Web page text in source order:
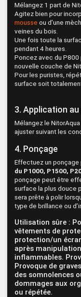
Mélangez 1 part de
Agitez bien pour
mousse ou d’une
veines du bois.
Une fois toute la
pendant 4 heures.
Poncez avec du P800
nouvelle couche de
Pour les puristes,
surface soit
3. Application
Mélangez le
ajuster suivant les
4. Ponçage
Effectuez un ponçage
du P1000, P1500,
ponçage peut être
surface la plus douce
sera prête à polir
type de brillance ou
Utilisation sûre :
vêtements de
protection/un
après
inflammables.
Provoque de
des somnolences
dommages aux
ou répétée.